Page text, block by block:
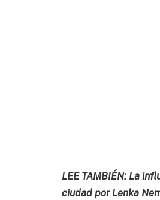
LEE TAMBIÉN: La
ciudad por Lenka